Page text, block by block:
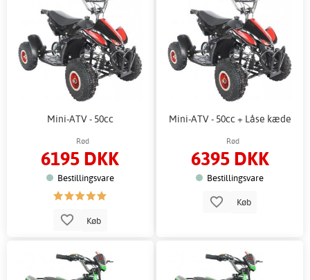
Mini-ATV - 50cc
Rød
6195 DKK
Bestillingsvare
Køb
Mini-ATV - 50cc + Låse kæde
Rød
6395 DKK
Bestillingsvare
Køb